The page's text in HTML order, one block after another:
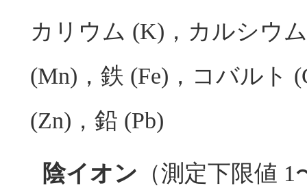
カリウム (K)，カルシウ
(Mn)，鉄 (Fe)，コバルト
(Zn)，鉛 (Pb)
陰イオン （測定下限値